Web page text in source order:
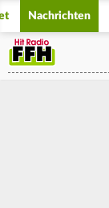
Nachrichten